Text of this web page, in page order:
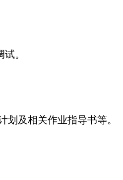
。
划及相关作业指导书等。